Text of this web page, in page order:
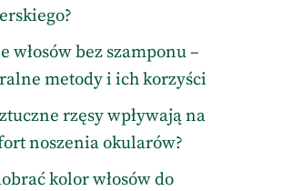
włosów bez szamponu –
metody i ich korzyści
rzęsy wpływają na
noszenia okularów?
kolor włosów do